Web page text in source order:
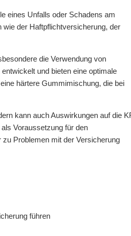
eines Unfalls oder Schadens am
der Haftpflichtversicherung, der
die Verwendung von
und bieten eine optimale
härtere Gummimischung, die bei
kann auch Auswirkungen auf die
Voraussetzung für den
Problemen mit der Versicherung
führen